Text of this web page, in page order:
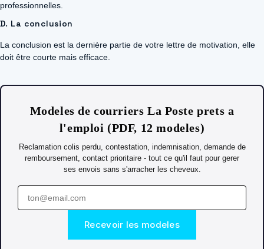
professionnelles.
D. La conclusion
La conclusion est la dernière partie de votre lettre de motivation, elle
doit être courte mais efficace.
Modeles de courriers La Poste prets a
l'emploi (PDF, 12 modeles)
Reclamation colis perdu, contestation, indemnisation, demande de
remboursement, contact prioritaire - tout ce qu'il faut pour gerer
ses envois sans s'arracher les cheveux.
Recevoir les modeles